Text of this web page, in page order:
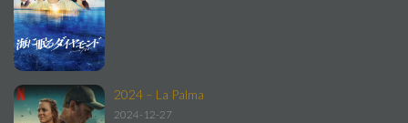
2024 – La Palma
2024-12-27